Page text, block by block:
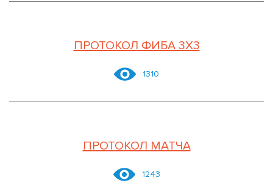
ПРОТОКОЛ ФИБА 3Х3
1310
ПРОТОКОЛ МАТЧА
1243